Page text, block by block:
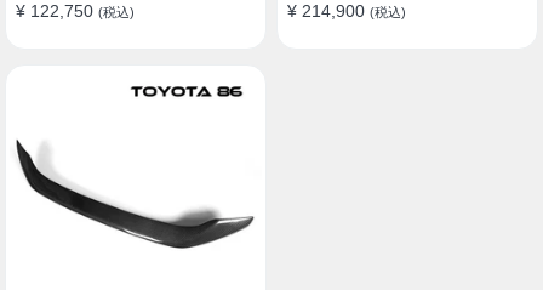
¥ 122,750 (税込) ¥ 214,900 (税込)